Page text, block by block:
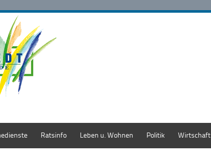
Ratsinfo Leben u. Wohnen Politik Wirtschaft